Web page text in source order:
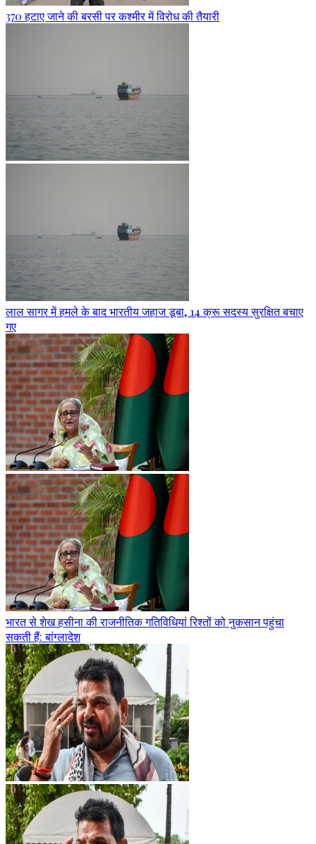
370 हटाए जाने की बरसी पर कश्मीर में विरोध की तैयारी
लाल सागर में हमले के बाद भारतीय जहाज डूबा, 14 क्रू सदस्य सुरक्षित बचाए
गए
भारत से शेख हसीना की राजनीतिक गतिविधियां रिश्तों को नुकसान पहुंचा
सकती हैं: बांग्लादेश